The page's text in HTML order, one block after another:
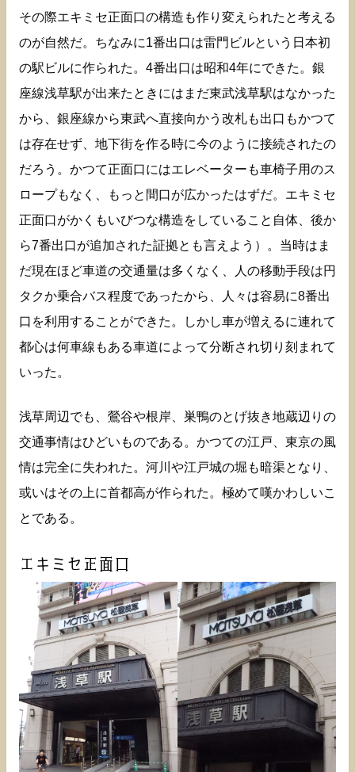
その際エキミセ正面口の構造も作り変えられたと考える
のが自然だ。ちなみに1番出口は雷門ビルという日本初
の駅ビルに作られた。4番出口は昭和4年にできた。銀
座線浅草駅が出来たときにはまだ東武浅草駅はなかった
から、銀座線から東武へ直接向かう改札も出口もかつて
は存在せず、地下街を作る時に今のように接続されたの
だろう。かつて正面口にはエレベーターも車椅子用のス
ロープもなく、もっと間口が広かったはずだ。エキミセ
正面口がかくもいびつな構造をしていること自体、後か
ら7番出口が追加された証拠とも言えよう）。当時はま
だ現在ほど車道の交通量は多くなく、人の移動手段は円
タクか乗合バス程度であったから、人々は容易に8番出
口を利用することができた。しかし車が増えるに連れて
都心は何車線もある車道によって分断され切り刻まれて
いった。
浅草周辺でも、鶯谷や根岸、巣鴨のとげ抜き地蔵辺りの
交通事情はひどいものである。かつての江戸、東京の風
情は完全に失われた。河川や江戸城の堀も暗渠となり、
或いはその上に首都高が作られた。極めて嘆かわしいこ
とである。
エキミセ正面口